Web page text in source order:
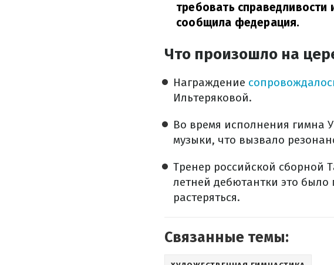
требовать
сообщила федерация.
Что произошло на
Награждение
Ильтеряковой.
Во время исполнения гимна
музыки, что вызвало
Тренер российской сборной
летней дебютантки это было
растеряться.
Связанные темы: